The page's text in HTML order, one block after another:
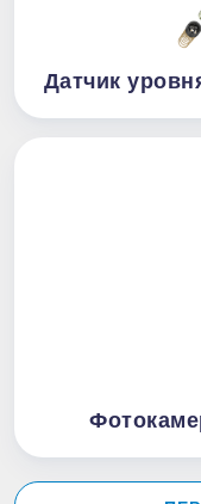
Датчик